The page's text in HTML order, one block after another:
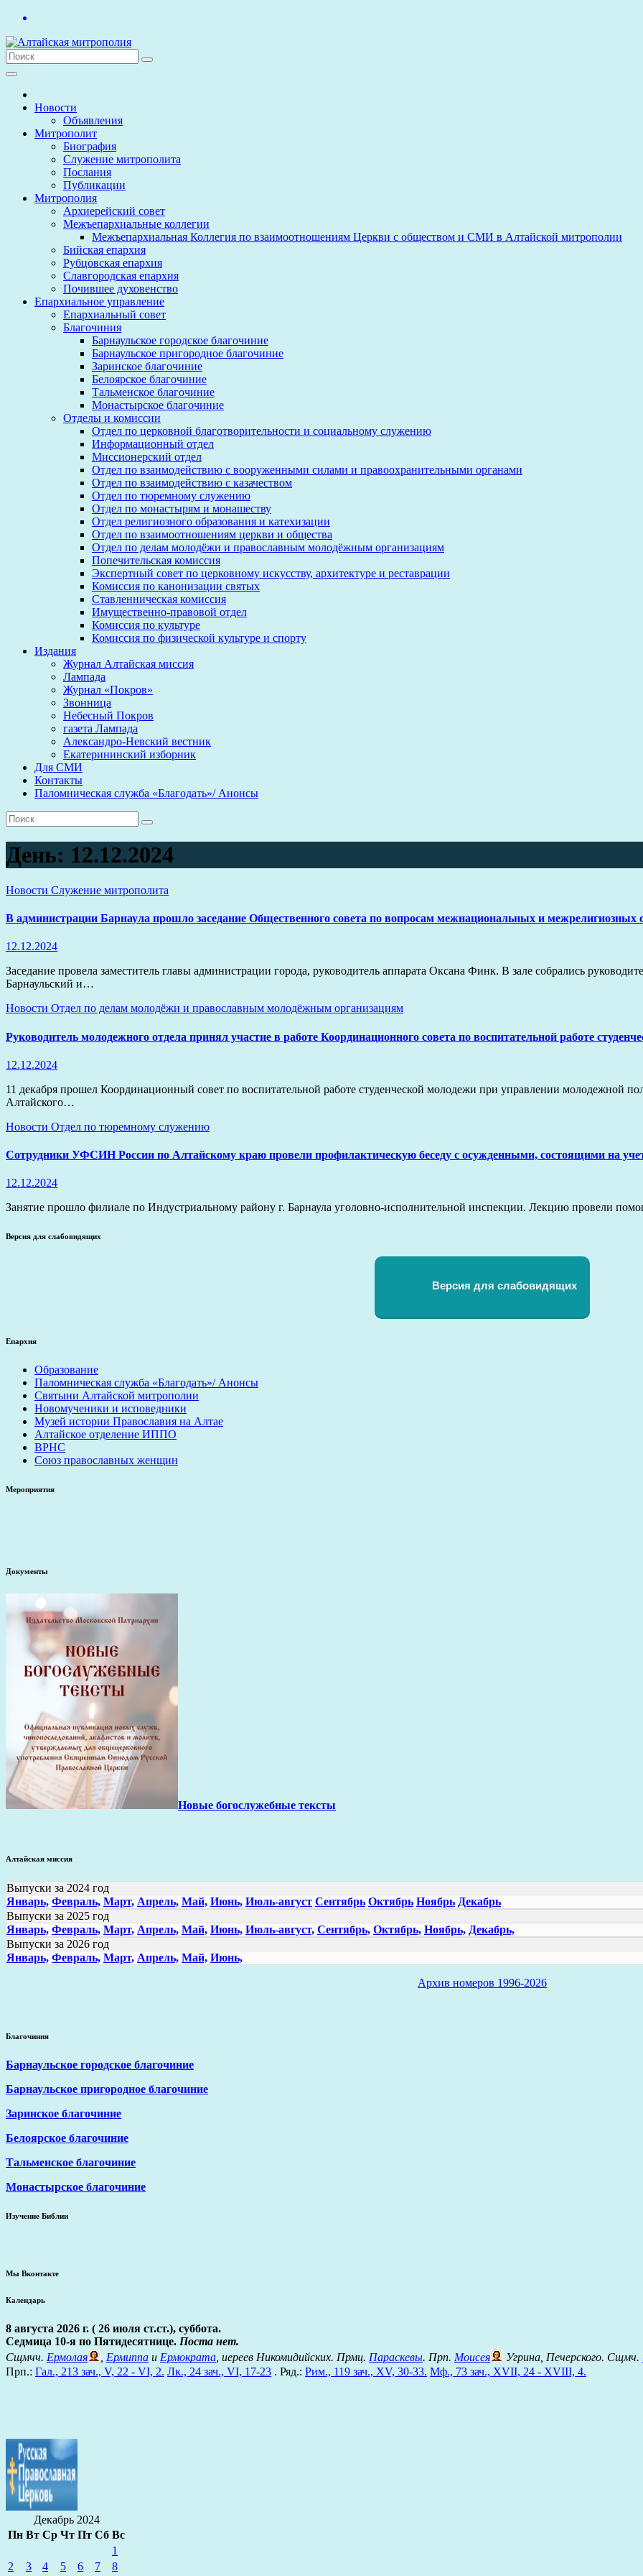
Перейти
содержимому
Новости
Объявления
Митрополит
Биография
Служение митрополита
Послания
Публикации
Митрополия
Архиерейский совет
Межъепархиальные коллегии
Межъепархиальная Коллегия по взаимоотношениям Церкви с обществом и СМИ в Алтайской митрополии
Бийская епархия
Рубцовская епархия
Славгородская епархия
Почившее духовенство
Епархиальное управление
Епархиальный совет
Благочиния
Барнаульское городское благочиние
Барнаульское пригородное благочиние
Заринское благочиние
Белоярское благочиние
Тальменское благочиние
Монастырское благочиние
Отделы и комиссии
Отдел по церковной благотворительности и социальному служению
Информационный отдел
Миссионерский отдел
Отдел по взаимодействию с вооруженными силами и правоохранительными органами
Отдел по взаимодействию с казачеством
Отдел по тюремному служению
Отдел по монастырям и монашеству
Отдел религиозного образования и катехизации
Отдел по взаимоотношениям церкви и общества
Отдел по делам молодёжи и православным молодёжным организациям
Попечительская комиссия
Экспертный совет по церковному искусству, архитектуре и реставрации
Комиссия по канонизации святых
Ставленническая комиссия
Имущественно-правовой отдел
Комиссия по культуре
Комиссия по физической культуре и спорту
Издания
Журнал Алтайская миссия
Лампада
Журнал «Покров»
Звонница
Небесный Покров
газета Лампада
Александро-Невский вестник
Екатерининский изборник
Для СМИ
Контакты
Паломническая служба «Благодать»/ Анонсы
День: 12.12.2024
Новости Служение митрополита
В администрации Барнаула прошло заседание Общественного совета по вопросам межнациональных и межрелигиозных
12.12.2024
Заседание провела заместитель главы администрации города, руководитель аппарата Оксана Финк. В зале собрались
Барнаульский и…
Новости Отдел по делам молодёжи и православным молодёжным организациям
Руководитель молодежного отдела принял участие в работе Координационного совета по воспитательной работе
12.12.2024
11 декабря прошел Координационный совет по воспитательной работе студенческой молодежи при управлении молодежной
Алтайского…
Новости Отдел по тюремному служению
Сотрудники УФСИН России по Алтайскому краю провели профилактическую беседу с осужденными, состоящими на
12.12.2024
Занятие прошло филиале по Индустриальному району г. Барнаула уголовно-исполнительной инспекции. Лекцию провели
Версия для слабовидящих
Версия для слабовидящих
Епархия
Образование
Паломническая служба «Благодать»/ Анонсы
Святыни Алтайской митрополии
Новомученики и исповедники
Музей истории Православия на Алтае
Алтайское отделение ИППО
ВРНС
Союз православных женщин
Мероприятия
Документы
Новые богослужебные тексты
Алтайская миссия
Выпуски за 2024 год
Январь, Февраль, Март, Апрель, Май, Июнь, Июль-август Сентябрь Октябрь Ноябрь Декабрь
Выпуски за 2025 год
Январь, Февраль, Март, Апрель, Май, Июнь, Июль-август, Сентябрь, Октябрь, Ноябрь, Декабрь,
Выпуски за 2026 год
Январь, Февраль, Март, Апрель, Май, Июнь,
Архив номеров 1996-2026
Благочиния
Барнаульское городское благочиние
Барнаульское пригородное благочиние
Заринское благочиние
Белоярское благочиние
Тальменское благочиние
Монастырское благочиние
Изучение Библии
Мы Вконтакте
Календарь
8 августа 2026 г. ( 26 июля ст.ст.), суббота.
Седмица 10-я по Пятидесятнице. Поста нет.
Сщмчч. Ермолая Ермиппа и Ермократа , иереев Никомидийских. Прмц. Параскевы. Прп. Моисея Угрина, Печерского. Сщмч.
Прп.: Гал., 213 зач., V, 22 - VI, 2. Лк., 24 зач., VI, 17-23 . Ряд.: Рим., 119 зач., XV, 30-33. Мф., 73 зач., XVII, 24 - XVIII, 4.
Декабрь 2024
Пн Вт Ср Чт Пт Сб Вс
1
2
3 4 5 6 7
8